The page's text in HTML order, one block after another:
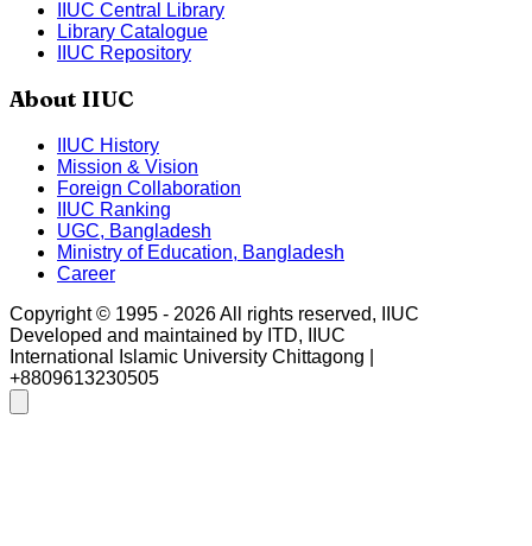
IIUC Central Library
Library Catalogue
IIUC Repository
About IIUC
IIUC History
Mission & Vision
Foreign Collaboration
IIUC Ranking
UGC, Bangladesh
Ministry of Education, Bangladesh
Career
Copyright © 1995 - 2026All rights reserved, IIUC
Developed and maintained by ITD, IIUC
International Islamic University Chittagong |
+8809613230505